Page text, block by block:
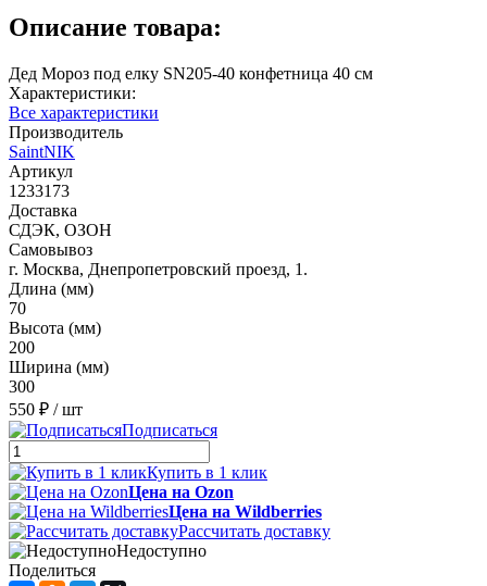
Описание товара:
Дед Мороз под елку SN205-40 конфетница 40 см
Характеристики:
Все характеристики
Производитель
SaintNIK
Артикул
1233173
Доставка
СДЭК, ОЗОН
Самовывоз
г. Москва, Днепропетровский проезд, 1.
Длина (мм)
70
Высота (мм)
200
Ширина (мм)
300
550 ₽ / шт
Подписаться
Купить в 1 клик
Цена на Ozon
Цена на Wildberries
Рассчитать доставку
Недоступно
Поделиться